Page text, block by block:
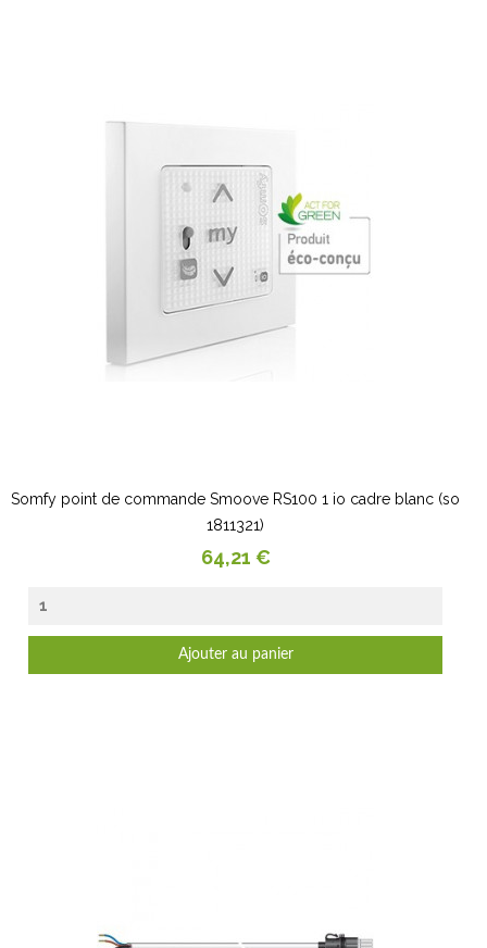
Somfy point de commande Smoove RS100 1 io cadre blanc (so
1811321)
Prix
64,21 €
Ajouter au panier